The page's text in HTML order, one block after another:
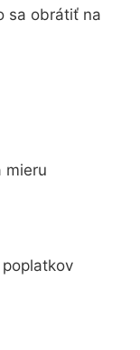
sa obrátiť na
mieru